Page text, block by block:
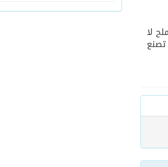
لا
تصنع